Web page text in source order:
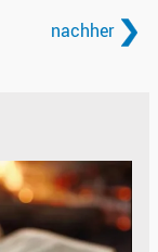
nachher